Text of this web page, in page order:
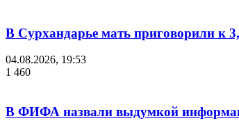
В Сурхандарье мать приговорили к
04.08.2026, 19:53
1 460
В ФИФА назвали выдумкой